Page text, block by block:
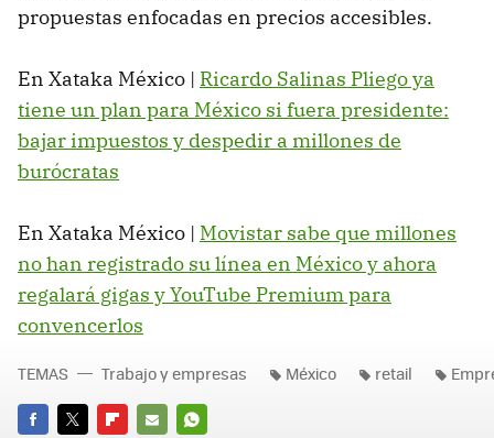
propuestas enfocadas en precios accesibles.
En Xataka México | Ricardo Salinas Pliego ya
tiene un plan para México si fuera presidente:
bajar impuestos y despedir a millones de
burócratas
En Xataka México | Movistar sabe que millones
no han registrado su línea en México y ahora
regalará gigas y YouTube Premium para
convencerlos
TEMAS Trabajo y empresas México retail